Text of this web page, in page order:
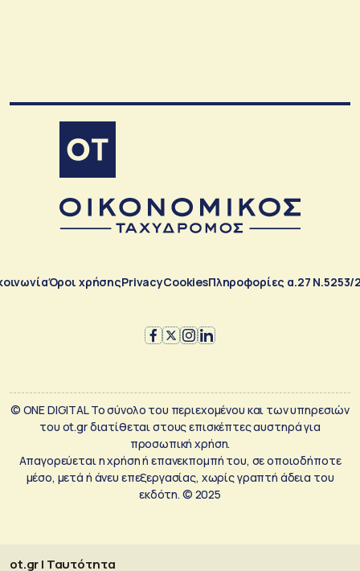
Όροι χρήσηςPrivacyCookiesΠληροφορίες α.27 Ν.5253/
© ONE DIGITAL Το σύνολο του περιεχομένου και των υπηρεσιών
του ot.gr διατίθεται στους επισκέπτες αυστηρά για
προσωπική χρήση.
Απαγορεύεται η χρήση ή επανεκπομπή του, σε οποιοδήποτε
μέσο, μετά ή άνευ επεξεργασίας, χωρίς γραπτή άδεια του
εκδότη. © 2025
ot.gr | Ταυτότητα